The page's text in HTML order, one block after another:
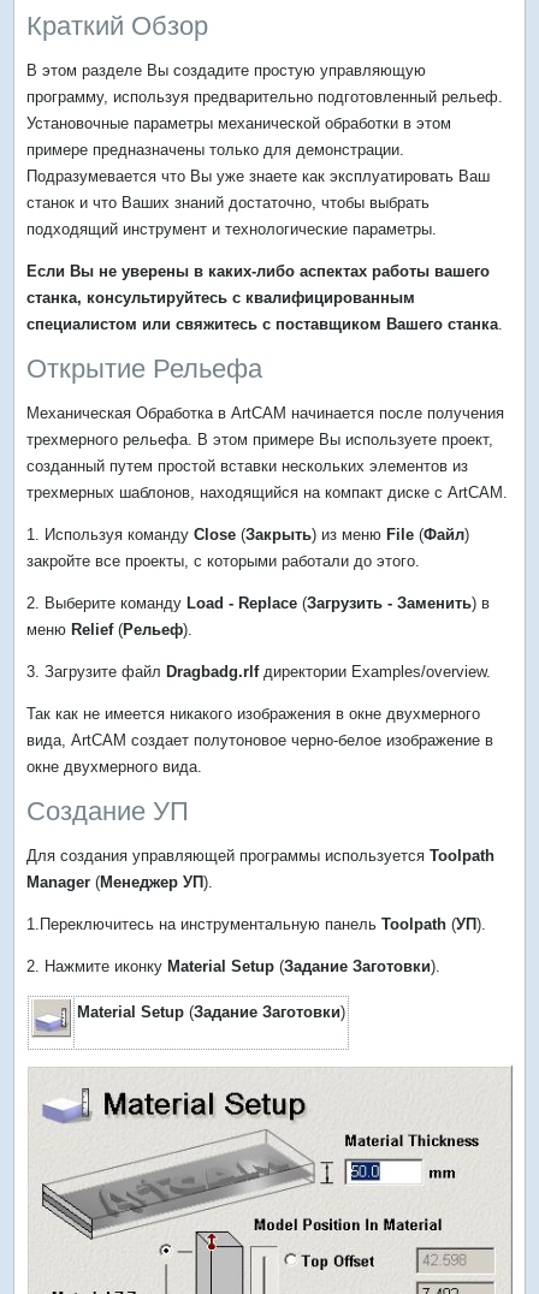
Краткий Обзор
В этом разделе Вы создадите простую управляющую
программу, используя предварительно подготовленный рельеф.
Установочные параметры механической обработки в этом
примере предназначены только для демонстрации.
Подразумевается что Вы уже знаете как эксплуатировать Ваш
станок и что Ваших знаний достаточно, чтобы выбрать
подходящий инструмент и технологические параметры.
Если Вы не уверены в каких-либо аспектах работы вашего
станка, консультируйтесь с квалифицированным
специалистом или свяжитесь с поставщиком Вашего станка.
Открытие Рельефа
Механическая Обработка в ArtCAM начинается после получения
трехмерного рельефа. В этом примере Вы используете проект,
созданный путем простой вставки нескольких элементов из
трехмерных шаблонов, находящийся на компакт диске с ArtCAM.
1. Используя команду Close (Закрыть) из меню File (Файл)
закройте все проекты, с которыми работали до этого.
2. Выберите команду Load - Replace (Загрузить - Заменить) в
меню Relief(Рельеф).
3. Загрузите файл Dragbadg.rlfдиректории Examples/overview.
Так как не имеется никакого изображения в окне двухмерного
вида, АrtСАМ создает полутоновое черно-белое изображение в
окне двухмерного вида.
Создание УП
Для создания управляющей программы используетсяToolpath
Manager (Менеджер УП).
1.Переключитесь на инструментальную панель Toolpath(УП).
2. Нажмите иконку Material Setup (Задание Заготовки).
Material Setup (Задание Заготовки)